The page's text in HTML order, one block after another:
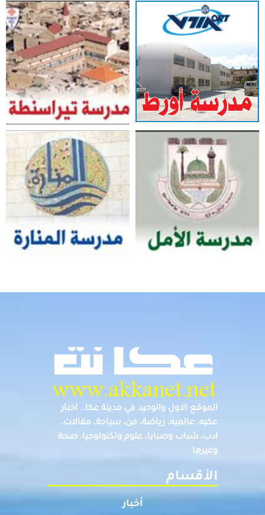
الموقع الاول والوحيد في مدينة عكا… اخبار
عكيه، عالميه، رياضة، فن، سياحة، مقالات،
ادب، شباب وصبايا، علوم وتكنولوجيا، صحة
وغيرها
الأقسام
أخبار